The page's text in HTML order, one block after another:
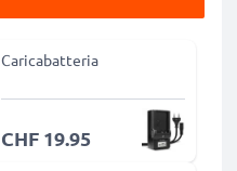
Caricabatteria
CHF 19.95